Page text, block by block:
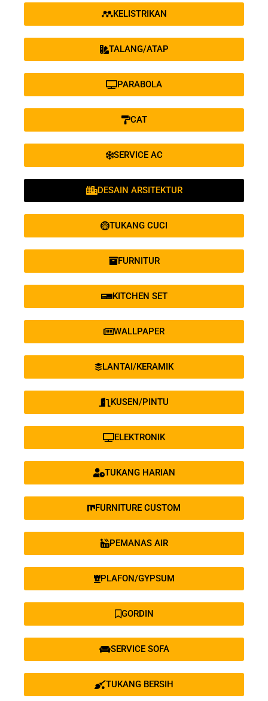
KELISTRIKAN
TALANG/ATAP
PARABOLA
CAT
SERVICE AC
DESAIN ARSITEKTUR
TUKANG CUCI
FURNITUR
KITCHEN SET
WALLPAPER
LANTAI/KERAMIK
KUSEN/PINTU
ELEKTRONIK
TUKANG HARIAN
FURNITURE CUSTOM
PEMANAS AIR
PLAFON/GYPSUM
GORDIN
SERVICE SOFA
TUKANG BERSIH